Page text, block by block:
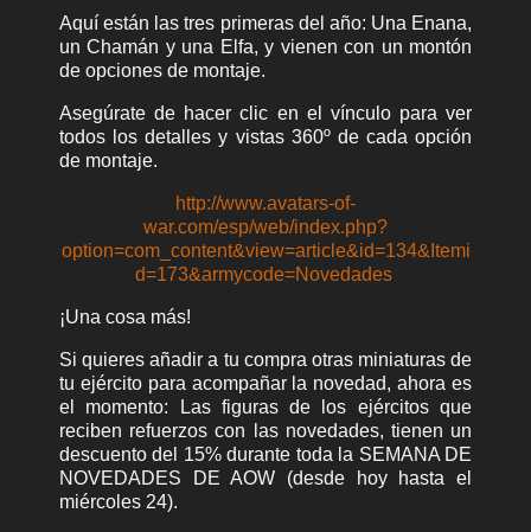
Aquí están las tres primeras del año: Una Enana,
un Chamán y una Elfa, y vienen con un montón
de opciones de montaje.
Asegúrate de hacer clic en el vínculo para ver
todos los detalles y vistas 360º de cada opción
de montaje.
http://www.avatars-of-
war.com/esp/web/index.php?
option=com_content&view=article&id=134&Itemi
d=173&armycode=Novedades
¡Una cosa más!
Si quieres añadir a tu compra otras miniaturas de
tu ejército para acompañar la novedad, ahora es
el momento: Las figuras de los ejércitos que
reciben refuerzos con las novedades, tienen un
descuento del 15% durante toda la SEMANA DE
NOVEDADES DE AOW (desde hoy hasta el
miércoles 24).